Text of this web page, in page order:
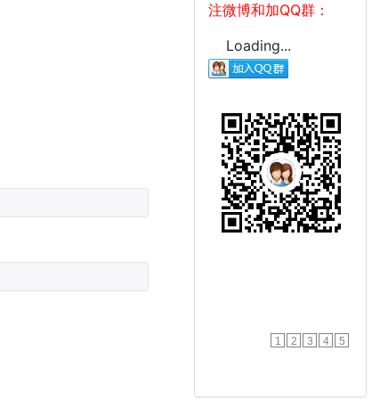
注微博和加QQ群：
Loading...
1 2 3 4 5